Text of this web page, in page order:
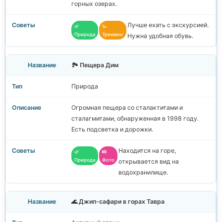
горных озерах.
🌿
Природа
🥾
Треккинг
Лучше ехать с экскурсией.
Нужна удобная обувь.
🏞️ Пещера Дим
Природа
Огромная пещера со сталактитами и
сталагмитами, обнаруженная в 1998 году.
Есть подсветка и дорожки.
🌿
Природа
📸
Фото
Находится на горе,
открывается вид на
водохранилище.
🌊 Джип-сафари в горах Тавра